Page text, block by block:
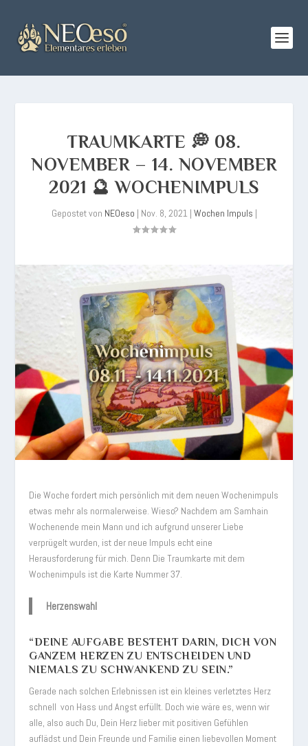
TRAUMKARTE 💭 08.
NOVEMBER – 14. NOVEMBER
2021 🔮 WOCHENIMPULS
Gepostet von NEOeso | Nov. 8, 2021| Wochen Impuls |
Die Woche fordert mich persönlich mit dem neuen Wochenimpuls
etwas mehr als normalerweise. Wieso? Nachdem am Samhain
Wochenende mein Mann und ich aufgrund unserer Liebe
verprügelt wurden, ist der neue Impuls echt eine
Herausforderung für mich. Denn Die Traumkarte mit dem
Wochenimpuls ist die Karte Nummer 37.
Herzenswahl
“DEINE AUFGABE BESTEHT DARIN, DICH VON
GANZEM HERZEN ZU ENTSCHEIDEN UND
NIEMALS ZU SCHWANKEND ZU SEIN.”
Gerade nach solchen Erlebnissen ist ein kleines verletztes Herz
schnell von Hass und Angst erfüllt. Doch wie wäre es, wenn wir
alle, also auch Du, Dein Herz lieber mit positiven Gefühlen
auflädst und Dein Freunde und Familie einen liebevollen Moment